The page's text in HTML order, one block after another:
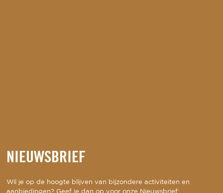
NIEUWSBRIEF
Wil je op de hoogte blijven van bijzondere activiteiten en
aanbiedingen? Geef je dan op voor onze Nieuwsbrief: